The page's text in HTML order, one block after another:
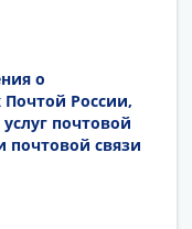
о
России,
почтовой
почтовой связи